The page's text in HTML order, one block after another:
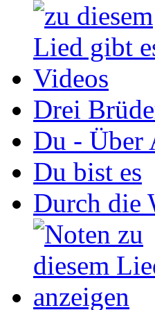
Drei
Du - Über
Du bist es
Durch die